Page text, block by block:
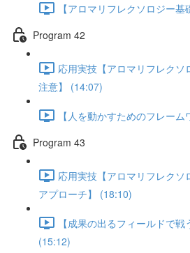
【アロマリフレクソロジー
Program 42
応用実技【アロマリフレクソ
注意】 (14:07)
【人を動かすためのフレー
Program 43
応用実技【アロマリフレク
アプローチ】 (18:10)
【成果の出るフィールドで戦
(15:12)